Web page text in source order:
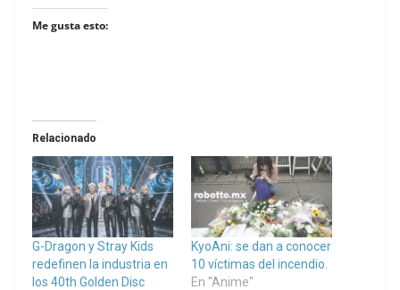
Me gusta esto:
Relacionado
G-Dragon y Stray Kids
redefinen la industria en
los 40th Golden Disc
KyoAni: se dan a conocer
10 víctimas del incendio.
En "Anime"